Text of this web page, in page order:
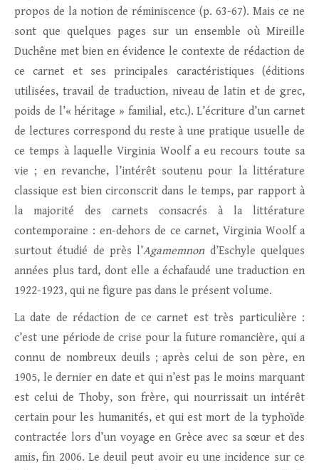
propos de la notion de réminiscence (p. 63-67). Mais ce ne
sont que quelques pages sur un ensemble où Mireille
Duchêne met bien en évidence le contexte de rédaction de
ce carnet et ses principales caractéristiques (éditions
utilisées, travail de traduction, niveau de latin et de grec,
poids de l’« héritage » familial, etc.). L’écriture d’un carnet
de lectures correspond du reste à une pratique usuelle de
ce temps à laquelle Virginia Woolf a eu recours toute sa
vie ; en revanche, l’intérêt soutenu pour la littérature
classique est bien circonscrit dans le temps, par rapport à
la majorité des carnets consacrés à la littérature
contemporaine : en-dehors de ce carnet, Virginia Woolf a
surtout étudié de près l’Agamemnon d’Eschyle quelques
années plus tard, dont elle a échafaudé une traduction en
1922-1923, qui ne figure pas dans le présent volume.
La date de rédaction de ce carnet est très particulière :
c’est une période de crise pour la future romancière, qui a
connu de nombreux deuils ; après celui de son père, en
1905, le dernier en date et qui n’est pas le moins marquant
est celui de Thoby, son frère, qui nourrissait un intérêt
certain pour les humanités, et qui est mort de la typhoïde
contractée lors d’un voyage en Grèce avec sa sœur et des
amis, fin 2006. Le deuil peut avoir eu une incidence sur ce